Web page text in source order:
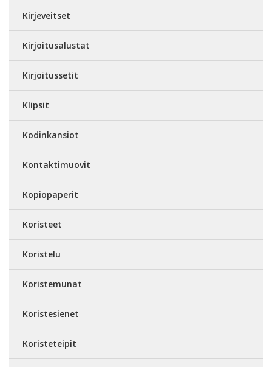
Kirjeveitset
Kirjoitusalustat
Kirjoitussetit
Klipsit
Kodinkansiot
Kontaktimuovit
Kopiopaperit
Koristeet
Koristelu
Koristemunat
Koristesienet
Koristeteipit